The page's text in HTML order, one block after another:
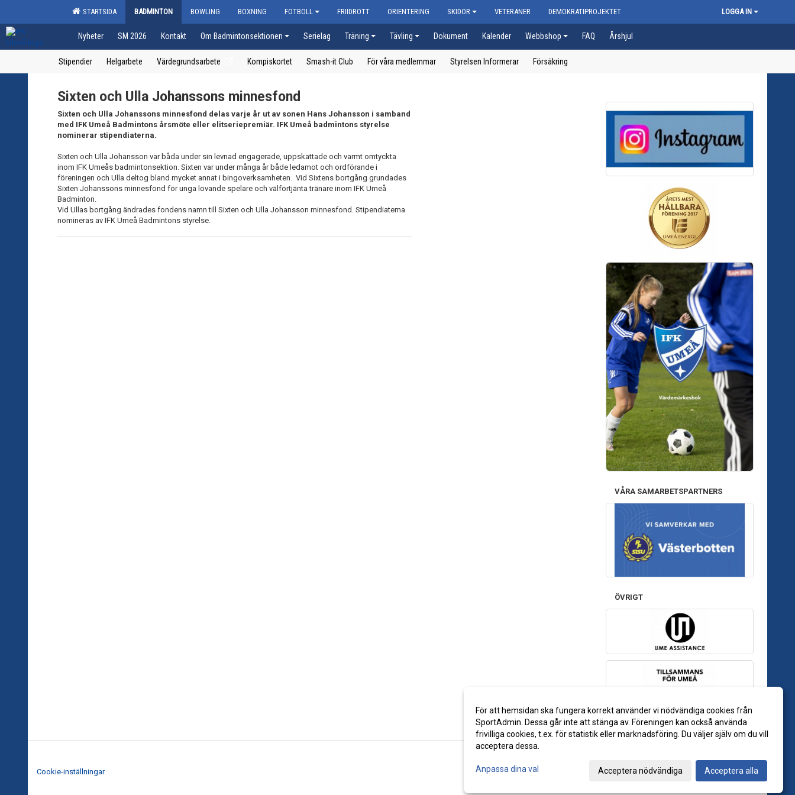
STARTSIDA BADMINTON BOWLING BOXNING FOTBOLL FRIIDROTT ORIENTERING SKIDOR VETERANER DEMOKRATIPROJEKTET LOGGA IN
Nyheter SM 2026 Kontakt Om Badmintonsektionen Serielag Träning Tävling Dokument Kalender Webbshop FAQ Årshjul
Stipendier Helgarbete Värdegrundsarbete Kompiskortet Smash-it Club För våra medlemmar Styrelsen Informerar Försäkring
Sixten och Ulla Johanssons minnesfond
Sixten och Ulla Johanssons minnesfond delas varje år ut av sonen Hans Johansson i samband
med IFK Umeå Badmintons årsmöte eller elitseriepremiär. IFK Umeå badmintons styrelse
nominerar stipendiaterna.
Sixten och Ulla Johansson var båda under sin levnad engagerade, uppskattade och varmt omtyckta
inom IFK Umeås badmintonsektion. Sixten var under många år både ledamot och ordförande i
föreningen och Ulla deltog bland mycket annat i bingoverksamheten. Vid Sixtens bortgång grundades
Sixten Johanssons minnesfond för unga lovande spelare och välförtjänta tränare inom IFK Umeå
Badminton.
Vid Ullas bortgång ändrades fondens namn till Sixten och Ulla Johansson minnesfond. Stipendiaterna
nomineras av IFK Umeå Badmintons styrelse.
VÅRA SAMARBETSPARTNERS
ÖVRIGT
Cookie-inställningar
För att hemsidan ska fungera korrekt använder vi nödvändiga cookies från
SportAdmin. Dessa går inte att stänga av. Föreningen kan också använda
frivilliga cookies, t.ex. för statistik eller marknadsföring. Du väljer själv om du vill
acceptera dessa.
Anpassa dina val Acceptera nödvändiga Acceptera alla